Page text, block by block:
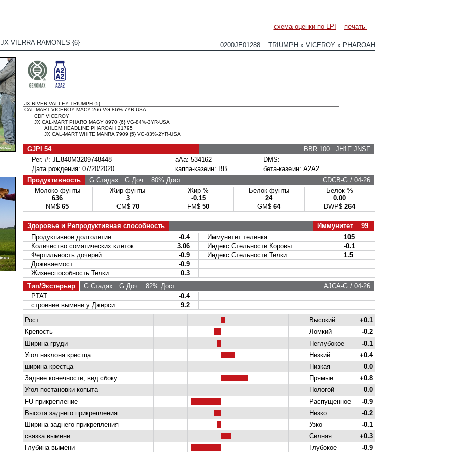
схема оценки по LPI печать
JX VIERRA RAMONES {6} 0200JE01288 TRIUMPH x VICEROY x PHAROAH
JX RIVER VALLEY TRIUMPH {5}
CAL-MART VICEROY MACY 266 VG-86%-7YR-USA
CDF VICEROY
JX CAL-MART PHARO MAGY 8970 {6} VG-84%-3YR-USA
AHLEM HEADLINE PHAROAH 21795
JX CAL-MART WHITE MANRA 7909 {5} VG-83%-2YR-USA
GJPI 54
BBR 100 JH1F JNSF
Рег. #: JE840M3209748448
aAa: 534162
DMS:
Дата рождения: 07/20/2020
каппа-казеин: BB
бета-казеин: A2A2
Продуктивность
G Стадах G Доч. 80% Дост.
CDCB-G / 04-26
Молоко фунты
636
Жир фунты
3
Жир %
-0.15
Белок фунты
24
Белок %
0.00
NM$ 65 CM$ 70 FM$ 50 GM$ 64 DWP$ 264
Здоровье и Репродуктивная способность
Иммунитет 99
Продуктивное долголетие
-0.4 Иммунитет теленка
105
Количество соматических клеток
3.06 Индекс Стельности Коровы
-0.1
Фертильность дочерей
-0.9 Индекс Стельности Телки
1.5
Доживаемост
-0.9
Жизнеспособность Телки
0.3
Тип/Экстерьер
G Стадах G Доч. 82% Дост.
AJCA-G / 04-26
PTAT
-0.4
строение вымени у Джерси
9.2
Рост
Высокий
+0.1
Крепость
Ломкий
-0.2
Ширина груди
Неглубокое
-0.1
Угол наклона крестца
Низкий
+0.4
ширина крестца
Низкая
0.0
Задние конечности, вид сбоку
Прямые
+0.8
Угол постановки копыта
Пологой
0.0
FU прикрепление
Распущенное
-0.9
Высота заднего прикрепления
Низко
-0.2
Ширина заднего прикрепления
Узко
-0.1
связка вымени
Силная
+0.3
Глубина вымени
Глубокое -0.9